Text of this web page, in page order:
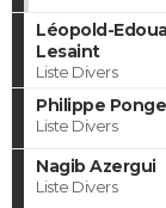
Léopold-
Lesaint
Liste Divers
Philippe Ponge
Liste Divers
Nagib Azergui
Liste Divers